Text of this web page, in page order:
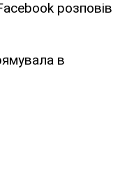
розповів
в